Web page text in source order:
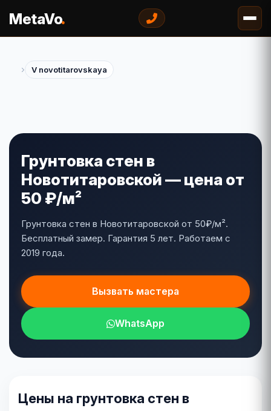
MetaVo.
› V novotitarovskaya
Грунтовка стен в
Новотитаровской — цена от
50 ₽/м²
Грунтовка стен в Новотитаровской от 50₽/м².
Бесплатный замер. Гарантия 5 лет. Работаем с
2019 года.
Вызвать мастера
WhatsApp
Цены на грунтовка стен в